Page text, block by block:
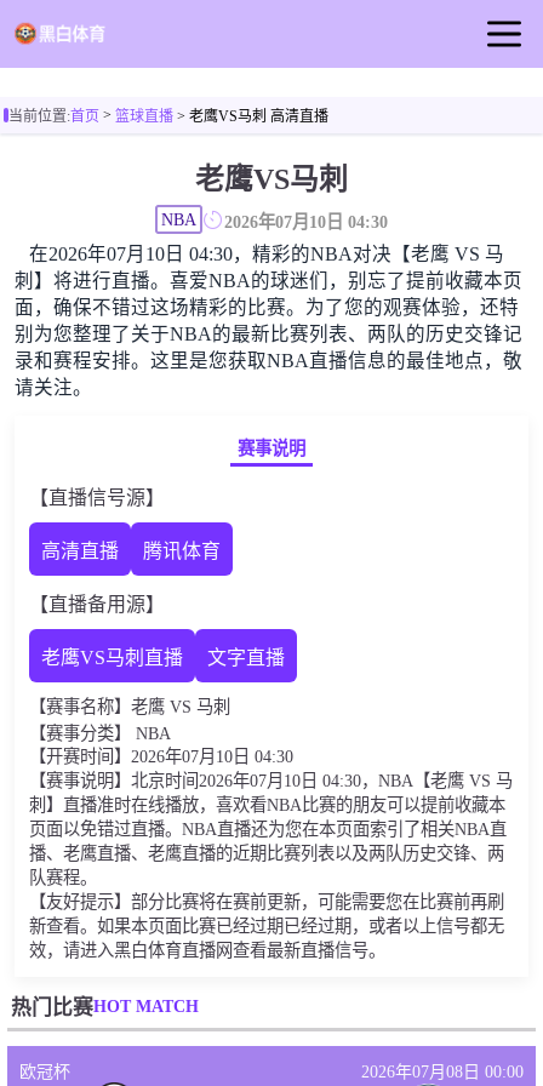
足球新闻
当前位置:首页> 篮球直播> 老鹰VS马刺 高清直播
老鹰VS马刺
NBA 2026年07月10日 04:30
在2026年07月10日 04:30，精彩的NBA对决【老鹰 VS 马
刺】将进行直播。喜爱NBA的球迷们，别忘了提前收藏本页
面，确保不错过这场精彩的比赛。为了您的观赛体验，还特
别为您整理了关于NBA的最新比赛列表、两队的历史交锋记
录和赛程安排。这里是您获取NBA直播信息的最佳地点，敬
请关注。
赛事说明
【直播信号源】
高清直播 腾讯体育
【直播备用源】
老鹰VS马刺直播 文字直播
【赛事名称】老鹰 VS 马刺
【赛事分类】 NBA
【开赛时间】2026年07月10日 04:30
【赛事说明】北京时间2026年07月10日 04:30，NBA【老鹰 VS 马
刺】直播准时在线播放，喜欢看NBA比赛的朋友可以提前收藏本
页面以免错过直播。NBA直播还为您在本页面索引了相关NBA直
播、老鹰直播、老鹰直播的近期比赛列表以及两队历史交锋、两
队赛程。
【友好提示】部分比赛将在赛前更新，可能需要您在比赛前再刷
新查看。如果本页面比赛已经过期已经过期，或者以上信号都无
效，请进入黑白体育直播网查看最新直播信号。
热门比赛HOT MATCH
欧冠杯 2026年07月08日 00:00